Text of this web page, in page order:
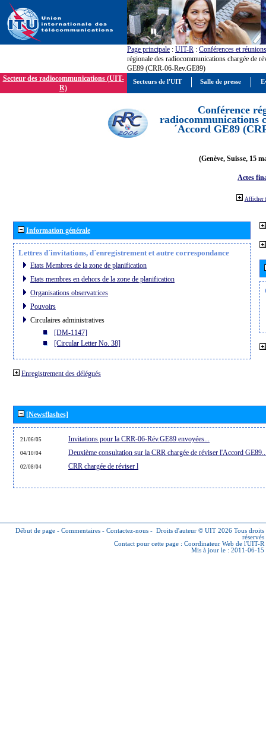
Page principale : UIT-R : Conférences et réunions
régionale des radiocommunications chargée de
GE89 (CRR-06-Rev.GE89)
Secteur des radiocommunications (UIT-
R)
Conférence
radiocommunications
´Accord GE89
(Genève, Suisse, 15
Actes
Afficher
Information générale
Lettres d´invitations, d´enregistrement et autre correspondance
Etats Membres de la zone de planification
Etats membres en dehors de la zone de planification
Organisations observatrices
Pouvoirs
Circulaires administratives
[DM-1147]
[Circular Letter No. 38]
Enregistrement des délégués
[Newsflashes]
21/06/05 Invitations pour la CRR-06-Rév.GE89 envoyées...
04/10/04 Deuxième consultation sur la CRR chargée de réviser l'Accord
02/08/04 CRR chargée de réviser l
Début de page - Commentaires - Contactez-nous - Droits d'auteur © UIT 2026 Tous droits
réservés
Contact pour cette page : Coordinateur Web de l'UIT-R
Mis à jour le : 2011-06-15
Secteurs de l'UIT Salle de presse